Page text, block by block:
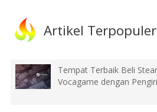
Artikel Terpopuler
Tempat Terbaik Beli
Vocagame dengan